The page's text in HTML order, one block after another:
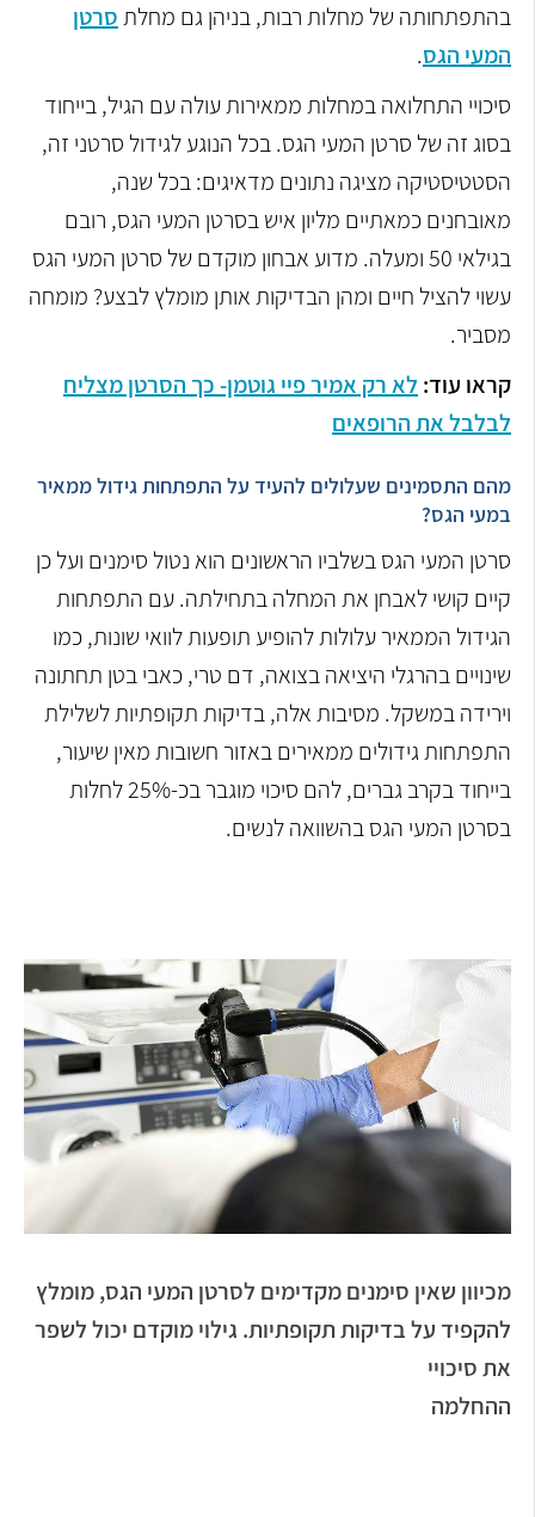
בהתפתחותה של מחלות רבות, בניהן גם מחלתסרטן
המעי הגס.
סיכויי התחלואה במחלות ממאירות עולה עם הגיל, בייחוד
בסוג זה של סרטן המעי הגס. בכל הנוגע לגידול סרטני זה,
הסטטיסטיקה מציגה נתונים מדאיגים: בכל שנה,
מאובחנים כמאתיים מליון איש בסרטן המעי הגס, רובם
בגילאי 50 ומעלה. מדוע אבחון מוקדם של סרטן המעי הגס
עשוי להציל חיים ומהן הבדיקות אותן מומלץ לבצע? מומחה
מסביר.
קראו עוד: לא רק אמיר פיי גוטמן- כך הסרטן מצליח
לבלבל את הרופאים
מהם התסמינים שעלולים להעיד על התפתחות גידול ממאיר
במעי הגס?
סרטן המעי הגס בשלביו הראשונים הוא נטול סימנים ועל כן
קיים קושי לאבחן את המחלה בתחילתה. עם התפתחות
הגידול הממאיר עלולות להופיע תופעות לוואי שונות, כמו
שינויים בהרגלי היציאה בצואה, דם טרי, כאבי בטן תחתונה
וירידה במשקל. מסיבות אלה, בדיקות תקופתיות לשלילת
התפתחות גידולים ממאירים באזור חשובות מאין שיעור,
בייחוד בקרב גברים, להם סיכוי מוגבר בכ-25% לחלות
בסרטן המעי הגס בהשוואה לנשים.
מכיוון שאין סימנים מקדימים לסרטן המעי הגס, מומלץ
להקפיד על בדיקות תקופתיות. גילוי מוקדם יכול לשפר
את סיכויי
ההחלמה